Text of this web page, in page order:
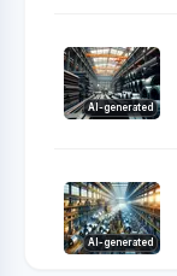
AI-generated
AI-generated